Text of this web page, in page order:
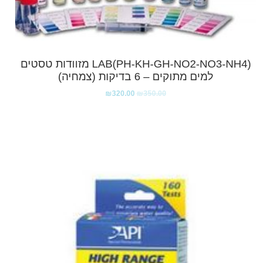
LAB(PH-KH-GH-NO2-NO3-NH4) מזוודות טסטים
למים מתוקים – 6 בדיקות (צמחיה)
₪350.00
₪320.00